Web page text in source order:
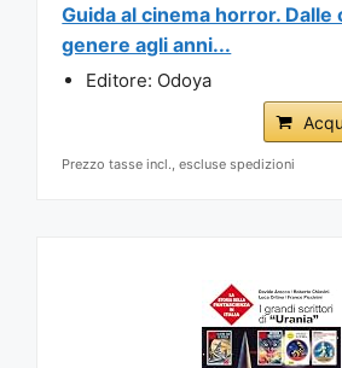
Guida al cinema horror. Dalle
genere agli anni...
Editore: Odoya
Prezzo tasse incl., escluse spedizioni